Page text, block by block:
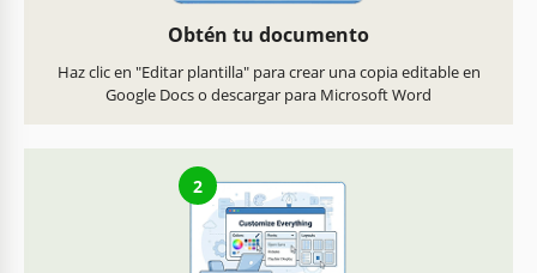
Obtén tu documento
Haz clic en "Editar plantilla" para crear una copia editable en
Google Docs o descargar para Microsoft Word
2